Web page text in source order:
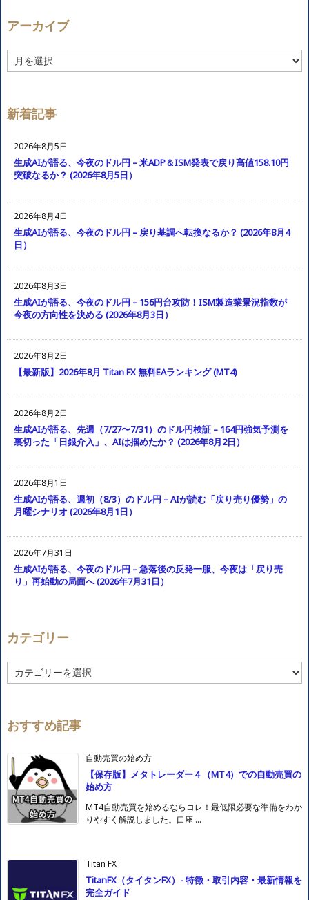
アーカイブ
ー
ブ
新着記事
2026年8月5日
生成AIが語る、今夜のドル円 – 米ADP＆ISM発表で戻り高値158.10円
突破なるか？ (2026年8月5日）
2026年8月4日
生成AIが語る、今夜のドル円 – 戻り基調へ転換なるか？ (2026年8月4
日）
2026年8月3日
生成AIが語る、今夜のドル円 – 156円台攻防！ISM製造業景況指数が
今夜の方向性を決める (2026年8月3日）
2026年8月2日
【最新版】2026年8月 Titan FX 無料EAランキング (MT4)
2026年8月2日
生成AIが語る、先週（7/27〜7/31）のドル円検証 – 164円強気予測を
裏切った「日銀介入」、AIは掴めたか？ (2026年8月2日）
2026年8月1日
生成AIが語る、週初（8/3）のドル円 – AIが読む「戻り売り優勢」の
月曜シナリオ (2026年8月1日）
2026年7月31日
生成AIが語る、今夜のドル円 – 急落後の反発一服、今夜は「戻り売
り」再始動の局面へ (2026年7月31日）
カテゴリー
カ
テ
ー
おすすめ記事
自動売買の始め方
【保存版】メタトレーダー４（MT4）での自動売買の
始め方
MT4自動売買を始めるならコレ！最低限必要な準備をわか
りやすく解説しました。口座 ...
Titan FX
TitanFX（タイタンFX）- 特徴・取引内容・最新情報を
完全ガイド